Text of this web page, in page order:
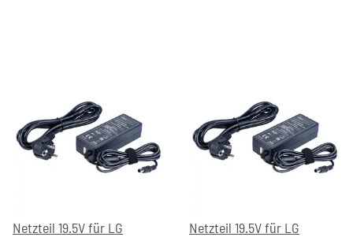
Netzteil 19.5V für LG
Netzteil 19.5V für LG